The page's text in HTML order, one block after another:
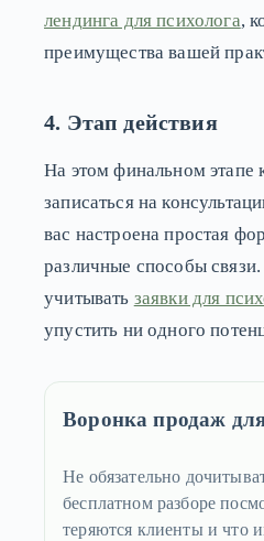
лендинга для психолога,
преимущества вашей
4. Этап действия
На этом финальном этапе
записаться на
вас настроена простая
различные способы
учитывать заявки для
упустить ни одного
Воронка продаж
Не обязательно
бесплатном разборе
теряются клиенты и что